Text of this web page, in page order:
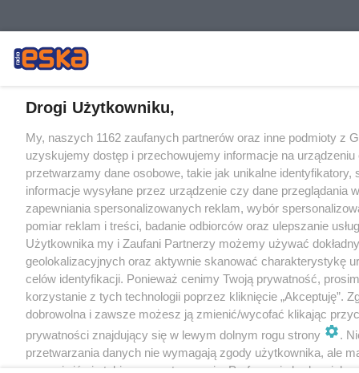
Drogi Użytkowniku,
My, naszych 1162 zaufanych partnerów oraz inne podmioty z
uzyskujemy dostęp i przechowujemy informacje na urządzeniu
przetwarzamy dane osobowe, takie jak unikalne identyfikatory,
informacje wysyłane przez urządzenie czy dane przeglądania
zapewniania spersonalizowanych reklam, wybór
pomiar reklam i treści, badanie odbiorców oraz ulepszanie
Użytkownika my i Zaufani Partnerzy możemy używać
geolokalizacyjnych oraz aktywnie skanować charakterystykę
celów identyfikacji. Ponieważ cenimy Twoją prywatność,
korzystanie z tych technologii poprzez kliknięcie „Akceptuję”.
dobrowolna i zawsze możesz ją zmienić/wycofać klikając
prywatności znajdujący się w lewym dolnym rogu strony
.
przetwarzania danych nie wymagają zgody użytkownika, ale
sprzeciwić się takiemu przetwarzaniu. Preferencje będą miały